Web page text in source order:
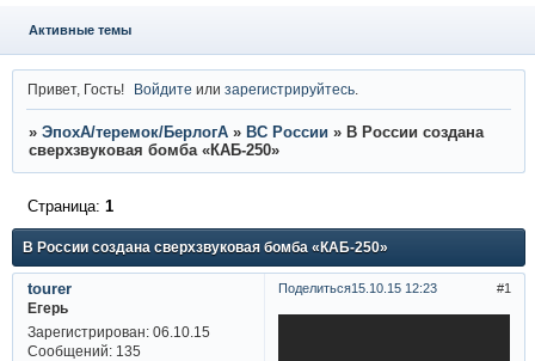
Активные темы
Привет, Гость! Войдите илизарегистрируйтесь
» ЭпохА/теремок/БерлогА » ВС России » В России создана
сверхзвуковая бомба «КАБ-250»
В России создана сверхзвуковая бомба «КАБ-250»
Страница: 1
Поделиться 1
15.10.15 12:23
tourer
Егерь
Зарегистрирован: 06.10.15
Сообщений:135